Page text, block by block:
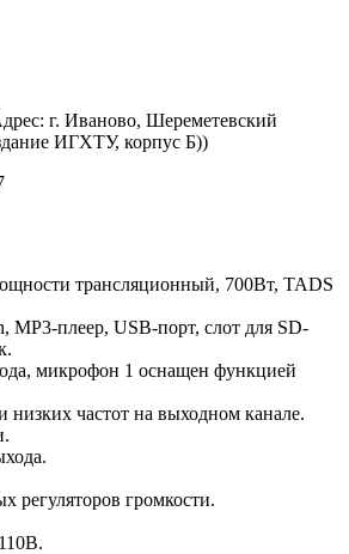
г. Иваново, Шереметевский
ИГХТУ, корпус Б))
трансляционный, 700Вт, TADS
MP3-плеер, USB-порт, слот для SD-
микрофон 1 оснащен функцией
низких частот на выходном канале.
регуляторов громкости.